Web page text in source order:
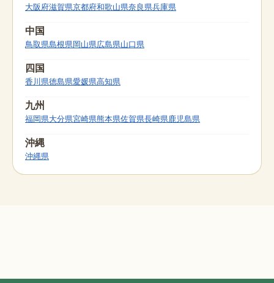
大阪府滋賀県京都府和歌山県奈良県兵庫県
中国
鳥取県島根県岡山県広島県山口県
四国
香川県徳島県愛媛県高知県
九州
福岡県大分県宮崎県熊本県佐賀県長崎県鹿児島県
沖縄
沖縄県